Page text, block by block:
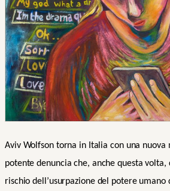
Aviv Wolfson torna in Italia con una nuova
potente denuncia che, anche questa
rischio dell’usurpazione del potere umano